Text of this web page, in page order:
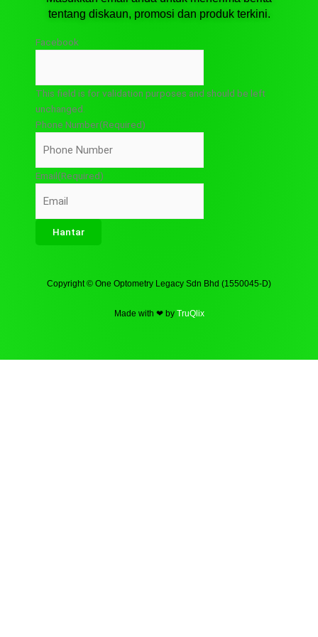
tentang diskaun, promosi dan produk terkini.
Facebook
This field is for validation purposes and should be left
unchanged.
Phone Number(Required)
Email(Required)
Copyright © One Optometry Legacy Sdn Bhd (1550045-D)
Made with ❤ by TruQlix